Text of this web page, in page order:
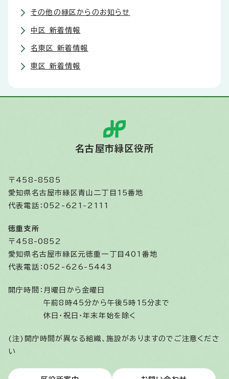
その他の緑区からのお知らせ
中区 新着情報
名東区 新着情報
東区 新着情報
名古屋市緑区役所
〒458-8585
愛知県名古屋市緑区青山二丁目15番地
代表電話：052-621-2111
徳重支所
〒458-0852
愛知県名古屋市緑区元徳重一丁目401番地
代表電話：052-626-5443
開庁時間： 月曜日から金曜日
午前8時45分から午後5時15分まで
休日・祝日・年末年始を除く
(注)開庁時間が異なる組織、施設がありますのでご注意くださ
い